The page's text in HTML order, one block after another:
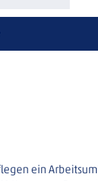
ein